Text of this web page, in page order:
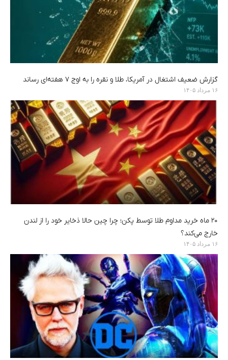
گزارش ضعیف اشتغال در آمریکا، طلا و نقره را به اوج ۷ هفته‌ای رساند
۱۶ مرداد ۱۴۰۵
۲۰ ماه خرید مداوم طلا توسط پکن؛ چرا چین حالا ذخایر خود را از لندن
خارج می‌کند؟
۱۶ مرداد ۱۴۰۵